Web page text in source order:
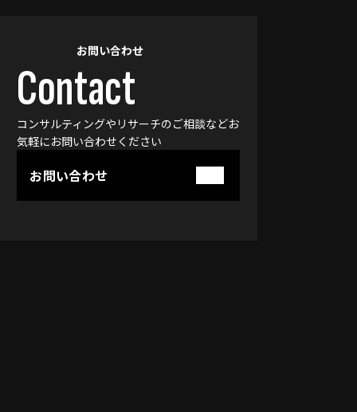
お問い合わせ
Contact
コンサルティングやリサーチのご相談などお
気軽にお問い合わせください
お問い合わせ